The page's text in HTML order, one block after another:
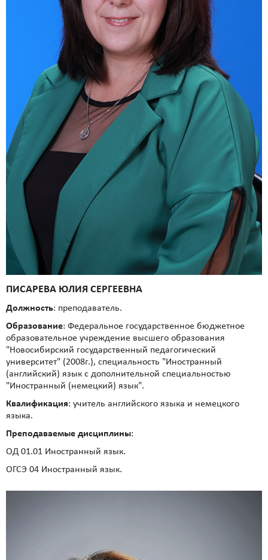
ПИСАРЕВА ЮЛИЯ СЕРГЕЕВНА
Должность: преподаватель.
Образование: Федеральное государственное бюджетное
образовательное учреждение высшего образования
"Новосибирский государственный педагогический
университет" (2008г.), специальность "Иностранный
(английский) язык с дополнительной специальностью
"Иностранный (немецкий) язык".
Квалификация: учитель английского языка и немецкого
языка.
Преподаваемые дисциплины:
ОД 01.01 Иностранный язык.
ОГСЭ 04 Иностранный язык.